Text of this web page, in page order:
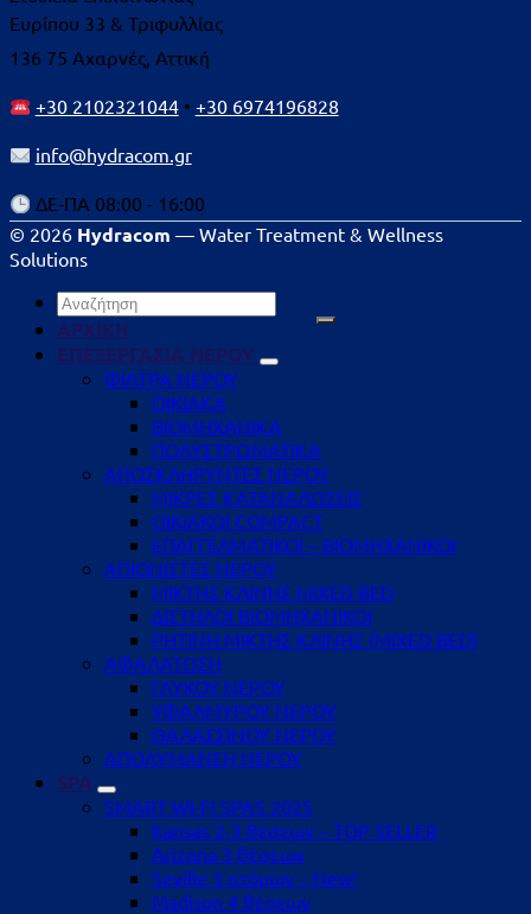
Ευρίπου 33 & Τριφυλλίας
136 75 Αχαρνές, Αττική
+30 2102321044• +30 6974196828
info@hydracom.gr
ΔΕ-ΠΑ 08:00 - 16:00
© 2026 Hydracom — Water Treatment & Wellness
Solutions
Αναζήτηση
για:
ΑΡΧΙΚΗ
ΕΠΕΞΕΡΓΑΣΙΑ ΝΕΡΟΥ
ΦΙΛΤΡΑ ΝΕΡΟΥ
ΟΙΚΙΑΚΑ
ΒΙΟΜΗΧΑΝΙΚΑ
ΠΟΛΥΣΤΡΩΜΑΤΙΚΑ
ΑΠΟΣΚΛΗΡΥΝΤΕΣ ΝΕΡΟΥ
ΜΙΚΡΕΣ ΚΑΤΑΝΑΛΩΣΕΙΣ
ΟΙΚΙΑΚΟΙ COMPACT
ΕΠΑΓΓΕΛΜΑΤΙΚΟΙ – ΒΙΟΜΗΧΑΝΙΚΟΙ
ΑΠΙΟΝΙΣΤΕΣ ΝΕΡΟΥ
ΜΙΚΤΗΣ ΚΛΙΝΗΣ MIXED BED
ΔΙΣΤΗΛΟΙ ΒΙΟΜΗΧΑΝΙΚΟΙ
ΡΗΤΙΝΗ ΜΙΚΤΗΣ ΚΛΙΝΗΣ (MIXED BED)
ΑΦΑΛΑΤΩΣΗ
ΓΛΥΚΟΥ ΝΕΡΟΥ
ΥΦΑΛΜΥΡΟΥ ΝΕΡΟΥ
ΘΑΛΑΣΣΙΝΟΥ ΝΕΡΟΥ
ΑΠΟΛΥΜΑΝΣΗ ΝΕΡΟΥ
SPA
SMART WI-FI SPAS 2025
Kansas 2-3 θέσεων – TOP SELLER
Arizona 3 θέσεων
Seville 3 ατόμων – New!
Madison 4 θέσεων